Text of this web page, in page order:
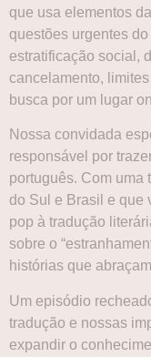
que usa elementos
questões urgentes
estratificação social,
cancelamento,
busca por um lugar
Nossa convidada
responsável por
português. Com uma
do Sul e Brasil e que
pop à tradução
sobre o
histórias que
Um episódio
tradução e nossas
expandir o